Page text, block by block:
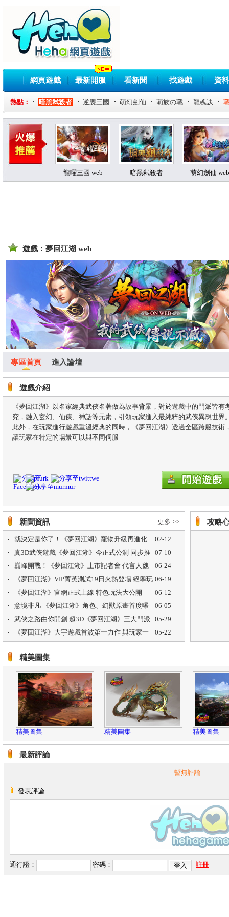
網頁遊戲 最新開服 看新聞 找遊戲 資
熱點： 暗黑弒殺者 逆襲三國 萌幻劍仙 萌族の戰 龍魂訣
龍曜三國 web 暗黑弒殺者 萌幻劍仙 web
遊戲：夢回江湖 web
專區首頁 進入論壇
遊戲介紹
《夢回江湖》以名家經典武俠名著做為故事背景，對於遊戲中的門派皆有
究，融入玄幻、仙俠、神話等元素，引領玩家進入最純粹的武俠異想世界
此外，在玩家進行遊戲重溫經典的同時，《夢回江湖》透過全區跨服技術
讓玩家在特定的場景可以與不同伺服
新聞資訊 更多 >>
就決定是你了！《夢回江湖》寵物升級再進化
並宣布手遊版近期上市
02-12
真3D武俠遊戲《夢回江湖》今正式公測 同步推
出多項玩法活動
07-10
巔峰開戰！《夢回江湖》上市記者會 代言人魏
蔓俠氣登場
06-24
《夢回江湖》VIP菁英測試19日火熱登場 絕學玩
法高深莫測
06-19
《夢回江湖》官網正式上線 特色玩法大公開
06-12
意境非凡 《夢回江湖》角色、幻獸原畫首度曝
光
06-05
武俠之路由你開創 超3D《夢回江湖》三大門派
首度公開
05-29
《夢回江湖》大宇遊戲首波第一力作 與玩家一
起創造新的感動 本日形象頁同步公開
05-22
攻略
精美圖集
精美圖集 精美圖集 精美圖集
最新評論
暫無評論
發表評論
通行證： 密碼： 註冊